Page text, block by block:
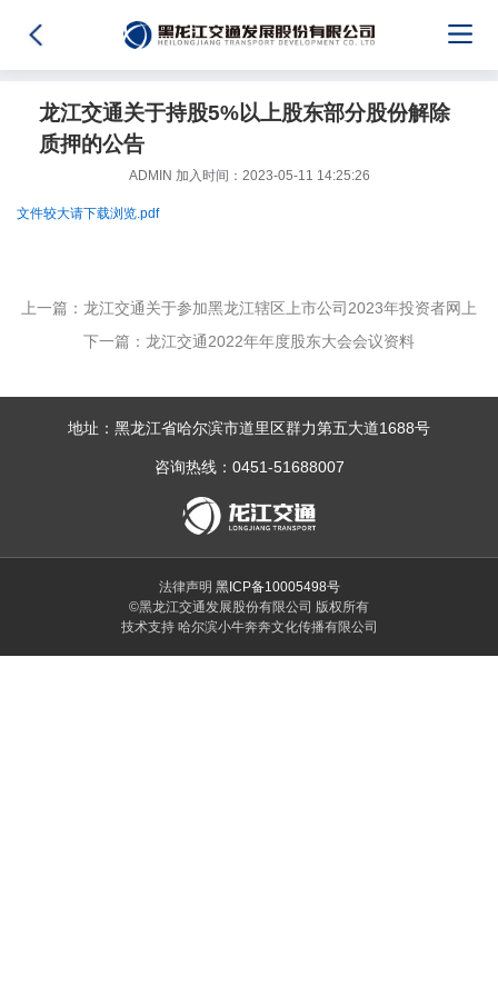
龙江交通关于持股5%以上股东部分股份解除
质押的公告
ADMIN 加入时间：2023-05-11 14:25:26
文件较大请下载浏览.pdf
上一篇：龙江交通关于参加黑龙江辖区上市公司2023年投资者网上
集体接待日活动的公告
下一篇：龙江交通2022年年度股东大会会议资料
地址：黑龙江省哈尔滨市道里区群力第五大道1688号
咨询热线：0451-51688007
法律声明 黑ICP备10005498号
©黑龙江交通发展股份有限公司 版权所有
技术支持 哈尔滨小牛奔奔文化传播有限公司